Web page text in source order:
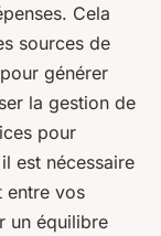
Cela
sources de
générer
la gestion de
pour
est nécessaire
entre vos
un équilibre